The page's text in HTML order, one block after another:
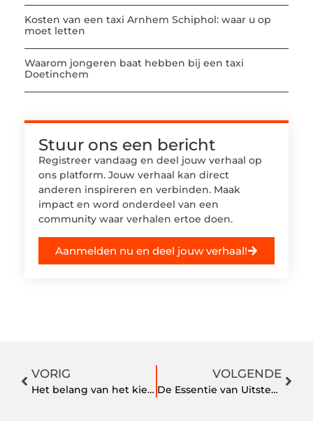
Kosten van een taxi Arnhem Schiphol: waar u op
moet letten
Waarom jongeren baat hebben bij een taxi
Doetinchem
Stuur ons een bericht
Registreer vandaag en deel jouw verhaal op
ons platform. Jouw verhaal kan direct
anderen inspireren en verbinden. Maak
impact en word onderdeel van een
community waar verhalen ertoe doen.
Aanmelden nu en deel jouw verhaal!
VORIG
Het belang van het kiezen van de juiste goudinkoper
VOLGENDE
De Essentie van Uitstekende Horeca Keukenapparatuur